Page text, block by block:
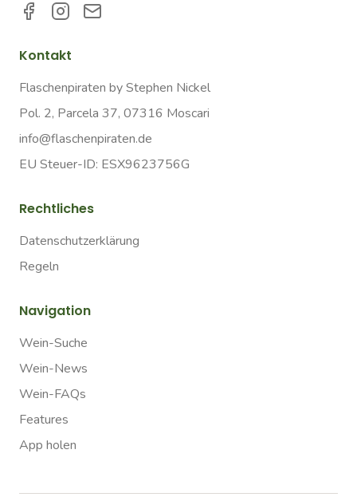
Kontakt
Flaschenpiraten by Stephen Nickel
Pol. 2, Parcela 37, 07316 Moscari
info@flaschenpiraten.de
EU Steuer-ID: ESX9623756G
Rechtliches
Datenschutzerklärung
Regeln
Navigation
Wein-Suche
Wein-News
Wein-FAQs
Features
App holen